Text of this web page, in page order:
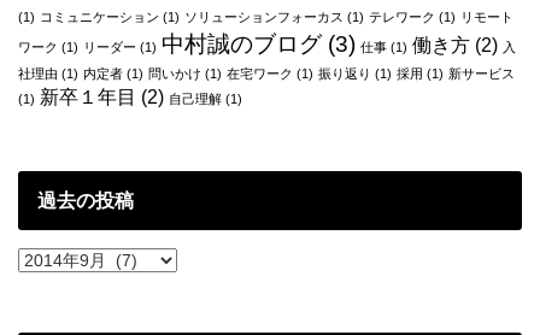
(1) コミュニケーション (1) ソリューションフォーカス (1) テレワーク (1) リモート
ワーク (1) リーダー (1) 中村誠のブログ(3) 仕事 (1) 働き方 (2) 入
社理由 (1) 内定者 (1) 問いかけ (1) 在宅ワーク (1) 振り返り (1) 採用 (1) 新サービス
(1) 新卒１年目 (2) 自己理解 (1)
過去の投稿
過